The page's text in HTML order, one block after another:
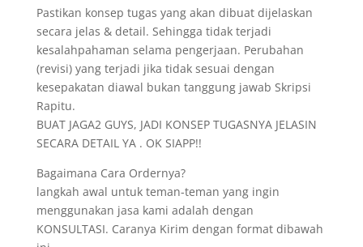
Pastikan konsep tugas yang akan dibuat dijelaskan
secara jelas & detail. Sehingga tidak terjadi
kesalahpahaman selama pengerjaan. Perubahan
(revisi) yang terjadi jika tidak sesuai dengan
kesepakatan diawal bukan tanggung jawab Skripsi
Rapitu.
BUAT JAGA2 GUYS, JADI KONSEP TUGASNYA JELASIN
SECARA DETAIL YA . OK SIAPP!!
Bagaimana Cara Ordernya?
langkah awal untuk teman-teman yang ingin
menggunakan jasa kami adalah dengan
KONSULTASI. Caranya Kirim dengan format dibawah